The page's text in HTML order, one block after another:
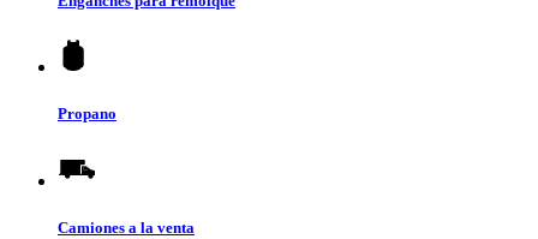
Propano
Camiones a la venta